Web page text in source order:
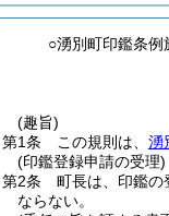
○湧別町印鑑条例
(趣旨)
第1条
この規則は、 湧
(印鑑登録申請の受理)
第2条
町長は、印鑑の
ならない。